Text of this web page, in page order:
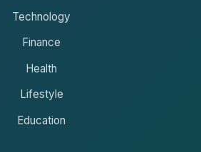
Technology
Finance
Health
Lifestyle
Education